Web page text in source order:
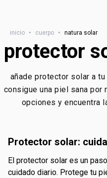
inicio • cuerpo • natura solar
protector
añade protector solar a
consigue una piel sana por
opciones y encuentra
Protector solar:
El protector solar es un paso fundamental en tu rutina de
cuidado diario. Protege tu